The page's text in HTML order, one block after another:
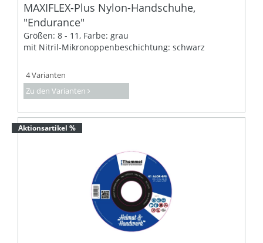
MAXIFLEX-Plus Nylon-Handschuhe,
"Endurance"
Größen: 8 - 11, Farbe: grau
mit Nitril-Mikronoppenbeschichtung: schwarz
4 Varianten
Zu den Varianten
Aktionsartikel %